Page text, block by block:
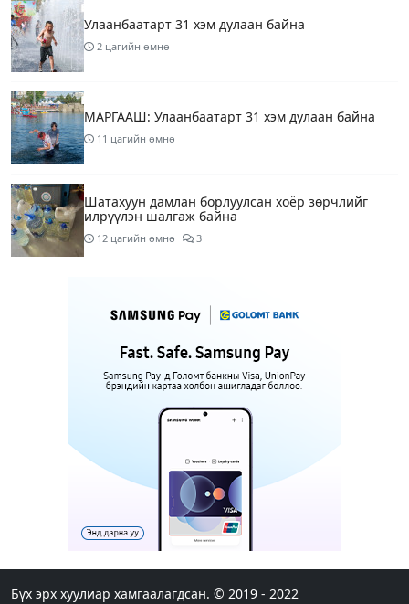
Улаанбаатарт 31 хэм дулаан байна
2 цагийн өмнө
МАРГААШ: Улаанбаатарт 31 хэм дулаан байна
11 цагийн өмнө
Шатахуун дамлан борлуулсан хоёр зөрчлийг
илрүүлэн шалгаж байна
12 цагийн өмнө 3
урьдчилсан төлөв
Шатахуун дамлаж байгаа асуудалд ТЕГ-аас
холбогдох мэдээллийн дагуу шалгалтын
ажиллагааг эрчимжүүлж байна
Аялал жуулчлалын компанийн автомашинуудыг
ШТС-ууд хязгаарлалтгүйгээр шатахуун олгох
боломжоор хангана
17 цагийн өмнө
Н.Шинэцэцэгийг хохироосон гэх хэргийг шүүхэд
Бүх эрх хуулиар хамгаалагдсан. © 2019 - 2022